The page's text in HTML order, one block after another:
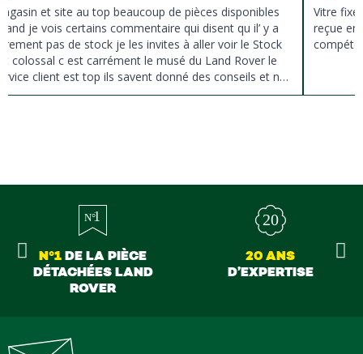
et site au top beaucoup de pièces disponibles
je vois certains commentaire qui disent qu il’ y a
pas de stock je les invites à aller voir le Stock
colossal c est carrément le musé du Land Rover le
client est top ils savent donné des conseils et ne
pas à la vente ils sont vraiment au top du top
Vitre
reçue
N°1DE LA PIÈCE
DÉTACHÉES LAND
ROVER
20 ANS
D’EXPERTISE